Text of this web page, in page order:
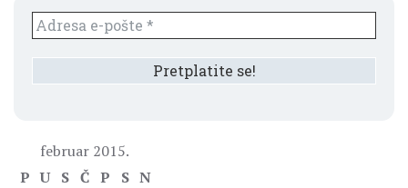
februar 2015.
P U S Č P S N